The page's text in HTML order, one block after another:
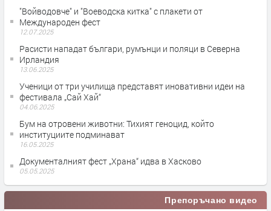
"Войводовче" и "Воеводска китка" с плакети от
Международен фест
12.07.2025
Расисти нападат българи, румънци и поляци в Северна
Ирландия
13.06.2025
Ученици от три училища представят иновативни идеи на
фестивала „Сай Хай“
04.06.2025
Бум на отровени животни: Тихият геноцид, който
институциите подминават
16.05.2025
Документалният фест „Храна“ идва в Хасково
05.05.2025
Препоръчано видео